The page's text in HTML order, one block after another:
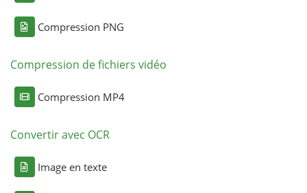
Compression PNG
Compression de fichiers vidéo
Compression MP4
Convertir avec OCR
Image en texte